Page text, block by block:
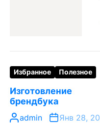
Избранное Полезное
Изготовление
брендбука
admin Янв 28,